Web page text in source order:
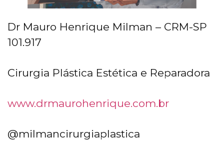
Dr Mauro Henrique Milman – CRM-SP
101.917
Cirurgia Plástica Estética e Reparadora
www.drmaurohenrique.com.br
@milmancirurgiaplastica